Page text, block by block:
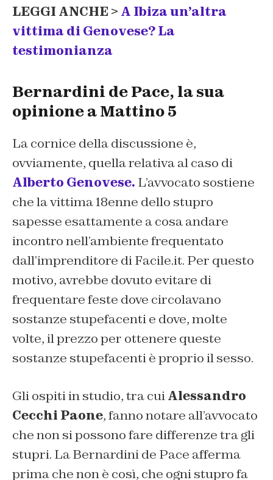
LEGGI ANCHE > A Ibiza un’altra
vittima di Genovese? La
testimonianza
Bernardini de Pace, la sua
opinione a Mattino 5
La cornice della discussione è,
ovviamente, quella relativa al caso di
Alberto Genovese. L’avvocato sostiene
che la vittima 18enne dello stupro
sapesse esattamente a cosa andare
incontro nell’ambiente frequentato
dall’imprenditore di Facile.it. Per questo
motivo, avrebbe dovuto evitare di
frequentare feste dove circolavano
sostanze stupefacenti e dove, molte
volte, il prezzo per ottenere queste
sostanze stupefacenti è proprio il sesso.
Gli ospiti in studio, tra cuiAlessandro
Cecchi Paone, fanno notare all’avvocato
che non si possono fare differenze tra gli
stupri. La Bernardini de Pace afferma
prima che non è così, che ogni stupro fa